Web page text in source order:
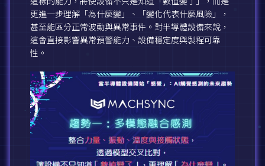
更進一步理解「為什麼變」、「變化代表什麼風險」，
甚至能區分正常波動與異常事件。對半導體設備來說，
這會直接影響異常預警能力、設備穩定度與製程可靠
性。